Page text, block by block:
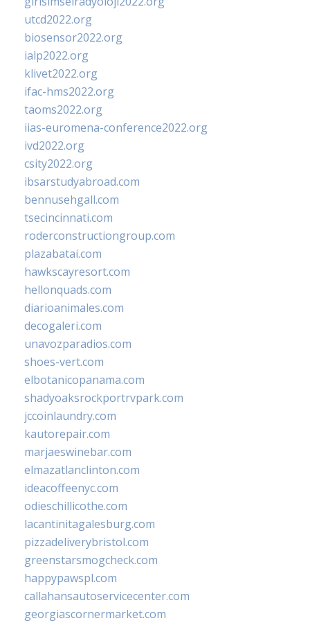
utcd2022.org
biosensor2022.org
ialp2022.org
klivet2022.org
ifac-hms2022.org
taoms2022.org
iias-euromena-conference2022.org
ivd2022.org
csity2022.org
ibsarstudyabroad.com
bennusehgall.com
tsecincinnati.com
roderconstructiongroup.com
plazabatai.com
hawkscayresort.com
hellonquads.com
diarioanimales.com
decogaleri.com
unavozparadios.com
shoes-vert.com
elbotanicopanama.com
shadyoaksrockportrvpark.com
jccoinlaundry.com
kautorepair.com
marjaeswinebar.com
elmazatlanclinton.com
ideacoffeenyc.com
odieschillicothe.com
lacantinitagalesburg.com
pizzadeliverybristol.com
greenstarsmogcheck.com
happypawspl.com
callahansautoservicecenter.com
georgiascornermarket.com